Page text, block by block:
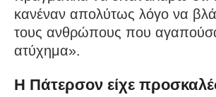
κανέναν απολύτως λόγο να
τους ανθρώπους που
ατύχημα».
Η Πάτερσον είχε